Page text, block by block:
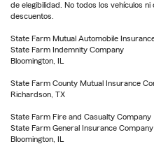
de elegibilidad. No todos los vehículos
descuentos.
State Farm Mutual Automobile
State Farm Indemnity Company
Bloomington, IL
State Farm County Mutual Insurance
Richardson, TX
State Farm Fire and Casualty Company
State Farm General Insurance Company
Bloomington, IL